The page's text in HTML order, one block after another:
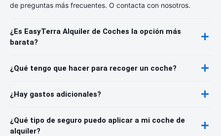
de preguntas más frecuentes. O contacta con nosotros.
¿Es EasyTerra Alquiler de Coches la opción más
barata?
¿Qué tengo que hacer para recoger un coche?
¿Hay gastos adicionales?
¿Qué tipo de seguro puedo aplicar a mi coche de
alquiler?